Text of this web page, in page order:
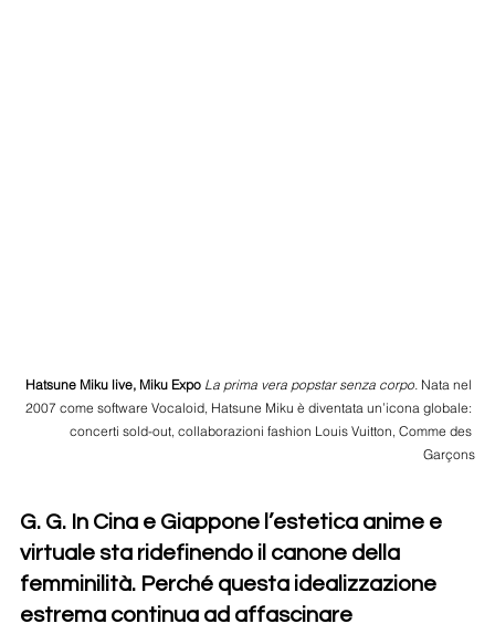
Hatsune Miku live, Miku Expo La prima vera popstar senza corpo. Nata nel
2007 come software Vocaloid, Hatsune Miku è diventata un’icona globale:
concerti sold-out, collaborazioni fashion Louis Vuitton, Comme des
Garçons
G. G. In Cina e Giappone l’estetica anime e
virtuale sta ridefinendo il canone della
femminilità. Perché questa idealizzazione
estrema continua ad affascinare